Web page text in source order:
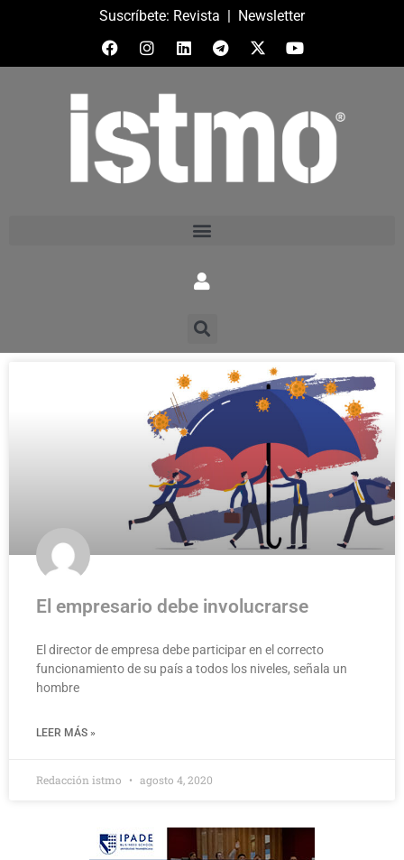
Suscríbete: Revista | Newsletter
El empresario debe involucrarse
El director de empresa debe participar en el correcto
funcionamiento de su país a todos los niveles, señala un
hombre
LEER MÁS »
Redacción istmo agosto 4, 2020